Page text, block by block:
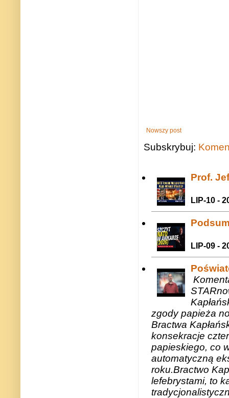
Nowszy post
Subskrybuj:
Prof.
LIP-10 -
LIP-09 -
zgody papieża
Bractwa
konsekracje
papieskiego, co
automatyczną
roku.Bractwo
lefebrystami, to